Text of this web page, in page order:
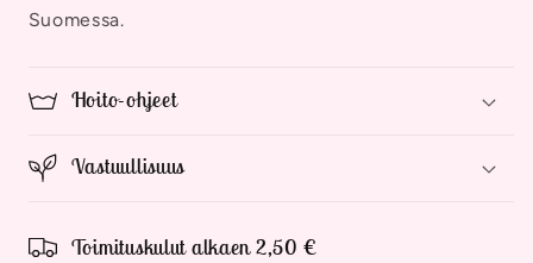
Suomessa.
Hoito-ohjeet
Vastuullisuus
Toimituskulut alkaen 2,50 €